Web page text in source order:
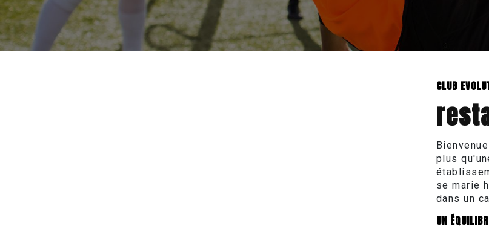
CLUB
plus
se marie
dans un
UN